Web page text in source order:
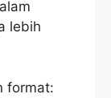
lebih
format: